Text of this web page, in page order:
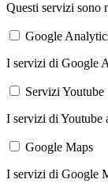
Questi servizi sono
Google
I servizi di Google
Servizi Youtube
I servizi di Youtube
Google Maps
I servizi di Google